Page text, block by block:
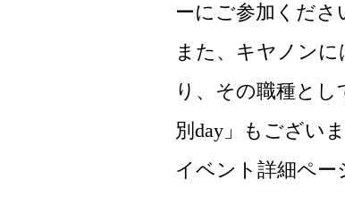
ーにご参加くださ
また、キヤノン
り、その職種と
別day」もございま
イベント詳細ペー